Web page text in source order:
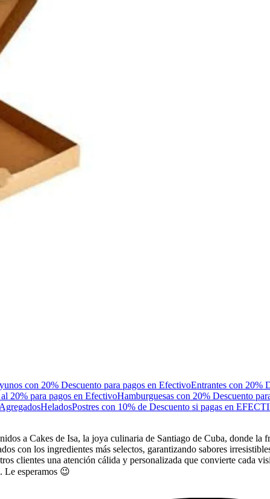
con 20% Descuento para pagos en EfectivoEntrantes con 20%
20% para pagos en EfectivoHamburguesas con 20% Descuento
AgregadosHeladosPostres con 10% de Descuento si pagas en
Cakes de Isa, la joya culinaria de Santiago de Cuba, donde la
con los ingredientes más selectos, garantizando sabores
clientes una atención cálida y personalizada que convierte cada
Le esperamos 😉